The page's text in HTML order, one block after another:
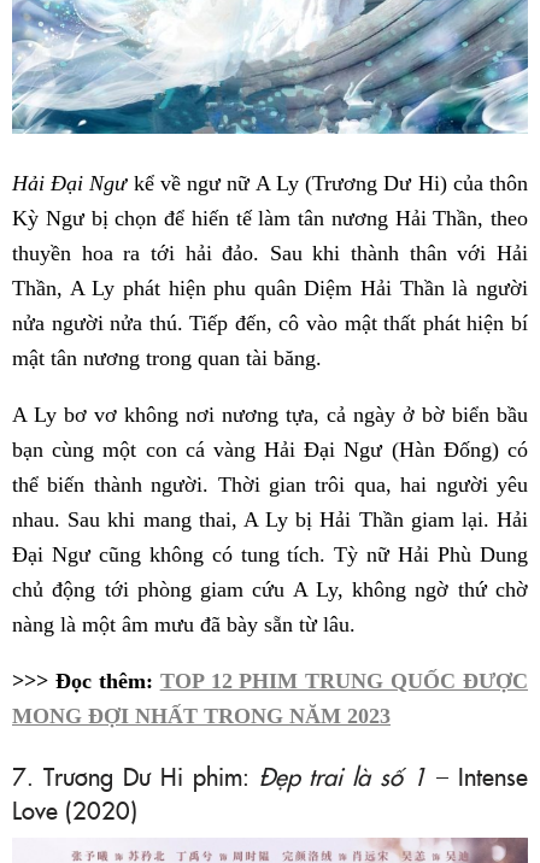
Hải Đại Ngưkể về ngư nữ A Ly (Trương Dư Hi) của thôn
Kỳ Ngư bị chọn để hiến tế làm tân nương Hải Thần, theo
thuyền hoa ra tới hải đảo. Sau khi thành thân với Hải
Thần, A Ly phát hiện phu quân Diệm Hải Thần là người
nửa người nửa thú. Tiếp đến, cô vào mật thất phát hiện bí
mật tân nương trong quan tài băng.
A Ly bơ vơ không nơi nương tựa, cả ngày ở bờ biển bầu
bạn cùng một con cá vàng Hải Đại Ngư (Hàn Đống) có
thể biến thành người. Thời gian trôi qua, hai người yêu
nhau. Sau khi mang thai, A Ly bị Hải Thần giam lại. Hải
Đại Ngư cũng không có tung tích. Tỳ nữ Hải Phù Dung
chủ động tới phòng giam cứu A Ly, không ngờ thứ chờ
nàng là một âm mưu đã bày sẵn từ lâu.
>>> Đọc thêm: TOP 12 PHIM TRUNG QUỐC ĐƯỢC
MONG ĐỢI NHẤT TRONG NĂM 2023
7. Trương Dư Hi phim: Đẹp trai là số 1 – Intense
Love (2020)